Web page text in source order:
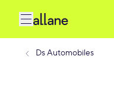
Ds Automobiles